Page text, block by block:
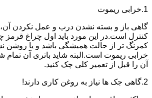
1.خرابی ریموت
گاهی باز و بسته نشدن درب و عمل نکردن
کنترل است.در این مورد باید اول چراغ قرمز
کمرنگ تر از حالت همیشگی باشد و یا روشن
خرابی ریموت است.البته شاید باتری آن تمام
آن را قبل از تعمیر کلی چک کنید.
2.گاهی جک ها نیاز به روغن کاری دارند!